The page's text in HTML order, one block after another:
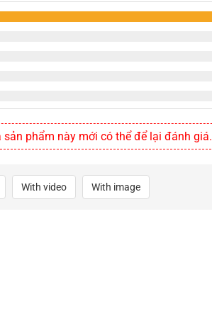
phẩm này mới có thể để lại đánh giá.
With video With image